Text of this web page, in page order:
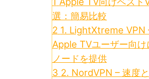
選：簡易比較
2 1. LightXtreme VPN
Apple TVユーザー向け
ノードを提供
3 2. NordVPN – 速度